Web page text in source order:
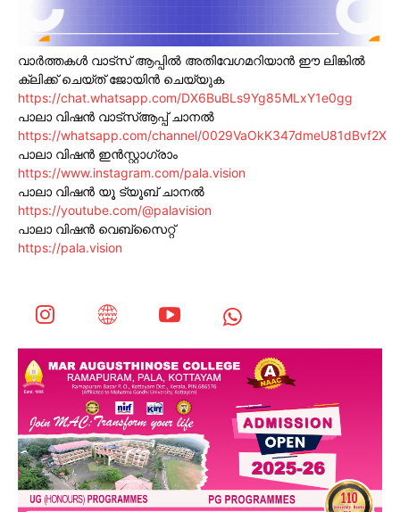
വാർത്തകൾ വാട്സ് ആപ്പിൽ അതിവേഗമറിയാൻ ഈ ലിങ്കിൽ
ക്ലിക്ക് ചെയ്ത് ജോയിൻ ചെയ്യുക
https://chat.whatsapp.com/DX6BuBLs9Yg85MLxY1e0gg
പാലാ വിഷൻ വാട്സ്ആപ്പ് ചാനൽ
https://whatsapp.com/channel/0029VaOkK347dmeU81dBvf2X
പാലാ വിഷൻ ഇൻസ്റ്റാഗ്രാം
https://www.instagram.com/pala.vision
പാലാ വിഷൻ യൂ ട്യൂബ് ചാനൽ
https://youtube.com/@palavision
പാലാ വിഷൻ വെബ്സൈറ്റ്
https://pala.vision